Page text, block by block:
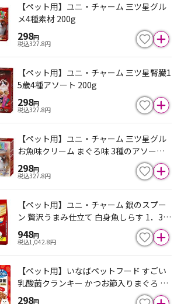
【ペット用】ユニ・チャーム 三ツ星グル
メ4種素材 200g
298円
税込327.8円
【ペット用】ユニ・チャーム 三ツ星腎臓1
5歳4種アソート 200g
298円
税込327.8円
【ペット用】ユニ・チャーム 三ツ星グル
お魚味クリーム まぐろ味 3種のアソート 1
80g
298円
税込327.8円
【ペット用】ユニ・チャーム 銀のスプー
ン 贅沢うまみ仕立て 白身魚しらす 1．3k
g
948円
税込1,042.8円
【ペット用】いなばペットフード すごい
乳酸菌クランキー かつお節入りまぐろ 20
0g
298円